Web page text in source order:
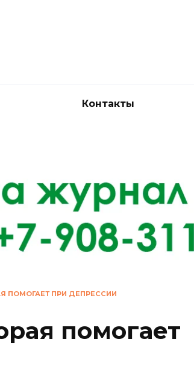
Контакты
ПОМОГАЕТ ПРИ ДЕПРЕССИИ
помогает